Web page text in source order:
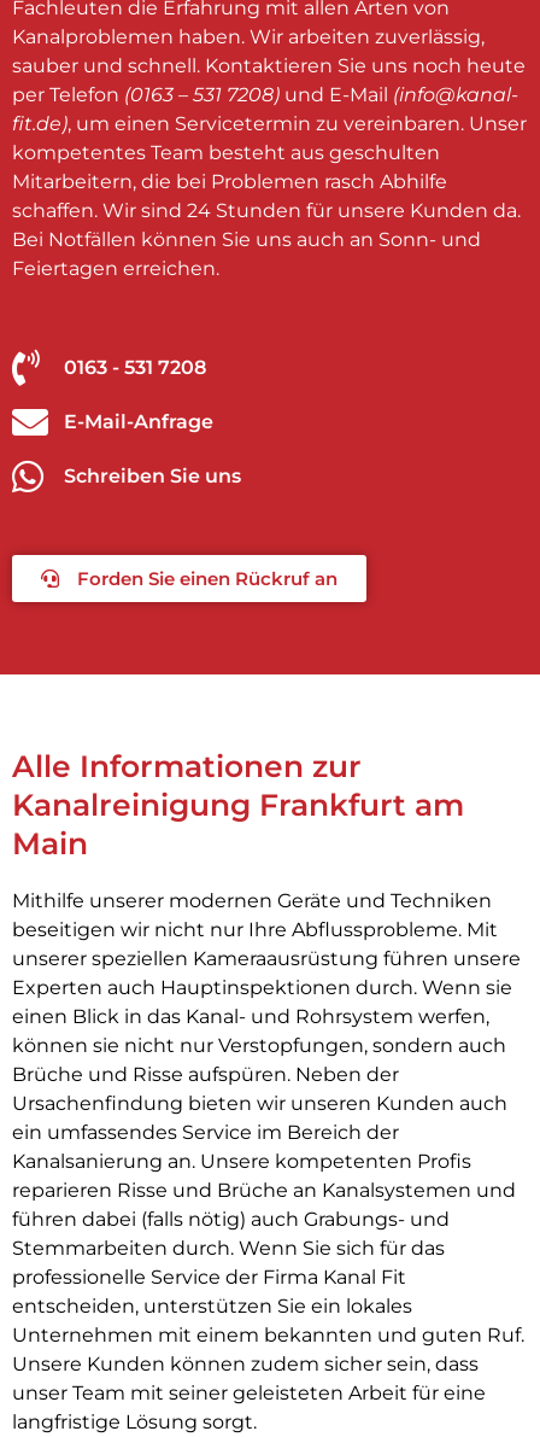
Fachleuten die Erfahrung mit allen Arten von
Kanalproblemen haben. Wir arbeiten zuverlässig,
sauber und schnell. Kontaktieren Sie uns noch heute
per Telefon (0163 – 531 7208) und E-Mail (info@kanal-
fit.de), um einen Servicetermin zu vereinbaren. Unser
kompetentes Team besteht aus geschulten
Mitarbeitern, die bei Problemen rasch Abhilfe
schaffen. Wir sind 24 Stunden für unsere Kunden da.
Bei Notfällen können Sie uns auch an Sonn- und
Feiertagen erreichen.
0163 - 531 7208
E-Mail-Anfrage
Schreiben Sie uns
Forden Sie einen Rückruf an
Alle Informationen zur
Kanalreinigung Frankfurt am
Main
Mithilfe unserer modernen Geräte und Techniken
beseitigen wir nicht nur Ihre Abflussprobleme. Mit
unserer speziellen Kameraausrüstung führen unsere
Experten auch Hauptinspektionen durch. Wenn sie
einen Blick in das Kanal- und Rohrsystem werfen,
können sie nicht nur Verstopfungen, sondern auch
Brüche und Risse aufspüren. Neben der
Ursachenfindung bieten wir unseren Kunden auch
ein umfassendes Service im Bereich der
Kanalsanierung an. Unsere kompetenten Profis
reparieren Risse und Brüche an Kanalsystemen und
führen dabei (falls nötig) auch Grabungs- und
Stemmarbeiten durch. Wenn Sie sich für das
professionelle Service der Firma Kanal Fit
entscheiden, unterstützen Sie ein lokales
Unternehmen mit einem bekannten und guten Ruf.
Unsere Kunden können zudem sicher sein, dass
unser Team mit seiner geleisteten Arbeit für eine
langfristige Lösung sorgt.